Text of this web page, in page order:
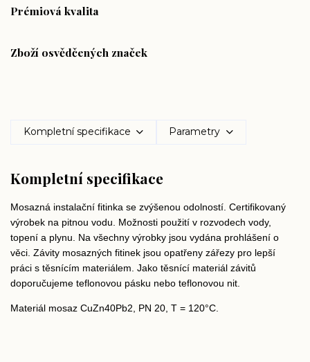
Prémiová kvalita
Zboží osvědčených značek
Kompletní specifikace Parametry
Kompletní specifikace
Mosazná instalační fitinka se zvýšenou odolností. Certifikovaný
výrobek na pitnou vodu. Možnosti použití v rozvodech vody,
topení a plynu. Na všechny výrobky jsou vydána prohlášení o
věci. Závity mosazných fitinek jsou opatřeny zářezy pro lepší
práci s těsnícím materiálem. Jako těsnící materiál závitů
doporučujeme teflonovou pásku nebo teflonovou nit.
Materiál mosaz CuZn40Pb2, PN 20, T = 120°C.